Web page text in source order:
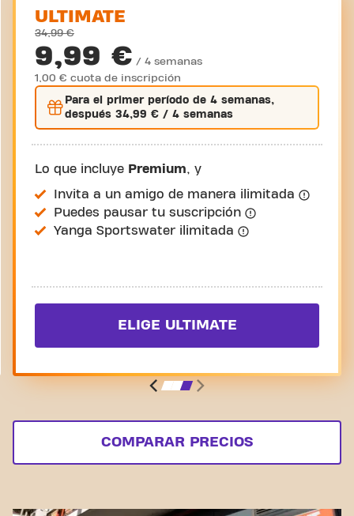
ULTIMATE
34,99 €
9,99 € / 4 semanas
1,00 € cuota de inscripción
Para el primerperíodo de 4 semanas,
después 34,99 € / 4 semanas
Lo que incluye Premium, y
Invita a un amigo de manera ilimitada
Puedes pausar tu suscripción
Yanga Sportswater ilimitada
ELIGE ULTIMATE
COMPARAR PRECIOS